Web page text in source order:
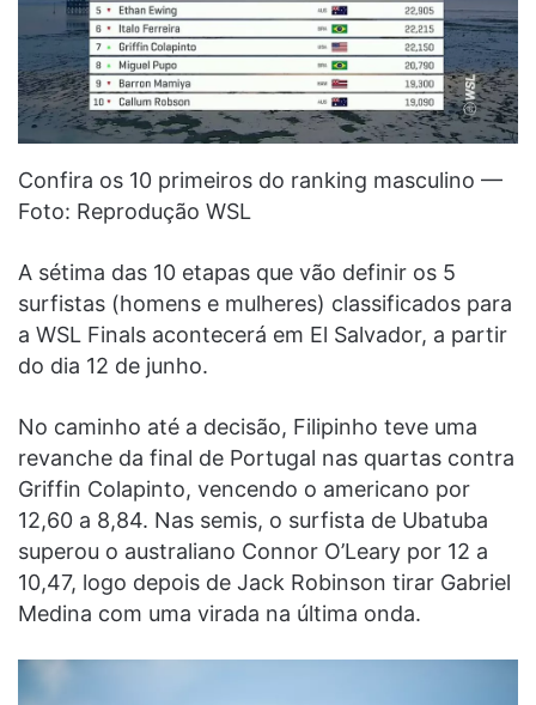
Confira os 10 primeiros do ranking masculino —
Foto: Reprodução WSL
A sétima das 10 etapas que vão definir os 5
surfistas (homens e mulheres) classificados para
a WSL Finals acontecerá em El Salvador, a partir
do dia 12 de junho.
No caminho até a decisão, Filipinho teve uma
revanche da final de Portugal nas quartas contra
Griffin Colapinto, vencendo o americano por
12,60 a 8,84. Nas semis, o surfista de Ubatuba
superou o australiano Connor O’Leary por 12 a
10,47, logo depois de Jack Robinson tirar Gabriel
Medina com uma virada na última onda.